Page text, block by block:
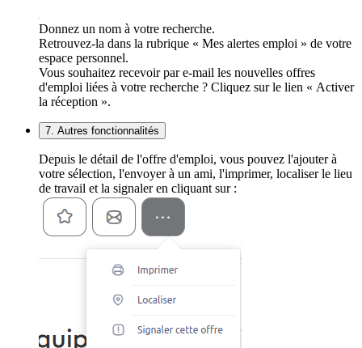
Donnez un nom à votre recherche.
Retrouvez-la dans la rubrique « Mes alertes emploi » de votre
espace personnel.
Vous souhaitez recevoir par e-mail les nouvelles offres
d'emploi liées à votre recherche ? Cliquez sur le lien « Activer
la réception ».
7. Autres fonctionnalités
Depuis le détail de l'offre d'emploi, vous pouvez l'ajouter à
votre sélection, l'envoyer à un ami, l'imprimer, localiser le lieu
de travail et la signaler en cliquant sur :